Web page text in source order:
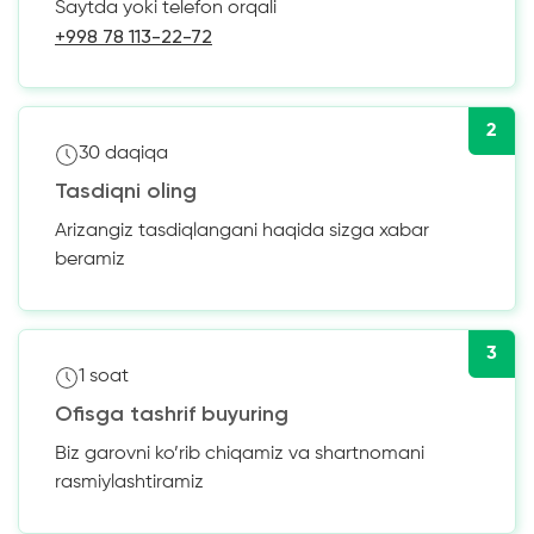
Saytda yoki telefon orqali
+998 78 113-22-72
2
30 daqiqa
Tasdiqni oling
Arizangiz tasdiqlangani haqida sizga xabar
beramiz
3
1 soat
Ofisga tashrif buyuring
Biz garovni ko’rib chiqamiz va shartnomani
rasmiylashtiramiz